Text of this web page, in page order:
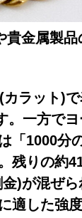
貴金属製
ラット)
。一方で
「 1000分
残りの約
)が混ぜ
適した強